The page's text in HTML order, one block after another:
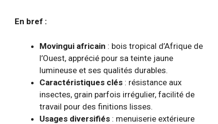
En bref :
Movingui africain : bois tropical d’Afrique de
l’Ouest, apprécié pour sa teinte jaune
lumineuse et ses qualités durables.
Caractéristiques clés : résistance aux
insectes, grain parfois irrégulier, facilité de
travail pour des finitions lisses.
Usages diversifiés : menuiserie extérieure